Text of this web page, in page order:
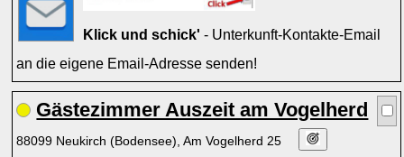
Klick und schick' - Unterkunft-Kontakte-Email
an die eigene Email-Adresse senden!
Gästezimmer Auszeit am Vogelherd
88099 Neukirch (Bodensee), Am Vogelherd 25